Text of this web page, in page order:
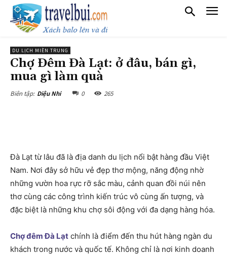
DU LỊCH MIỀN TRUNG
Chợ Đêm Đà Lạt: ở đâu, bán gì,
mua gì làm quà
Biên tập: Diệu Nhi 0 265
Đà Lạt từ lâu đã là địa danh du lịch nổi bật hàng đầu Việt
Nam. Nơi đây sở hữu vẻ đẹp thơ mộng, năng động nhờ
những vườn hoa rực rỡ sắc màu, cảnh quan đồi núi nên
thơ cùng các công trình kiến trúc vô cùng ấn tượng, và
đặc biệt là những khu chợ sôi động với đa dạng hàng hóa.
Chợ đêm Đà Lạt chính là điểm đến thu hút hàng ngàn du
khách trong nước và quốc tế. Không chỉ là nơi kinh doanh